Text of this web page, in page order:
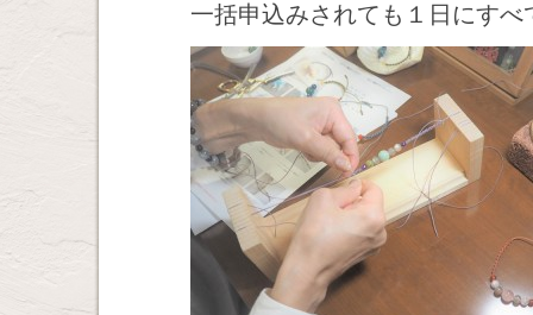
一括申込みされても１日にす